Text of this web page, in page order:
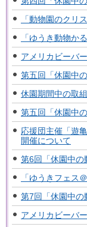
「動物園のクリ
「ゆうき動物か
アメリカビーバ
第五回「休園中
休園期間中の取組
第五回「休園中
応援団主催「遊
開催について
第6回「休園中の
「ゆうきフェス
第7回「休園中の
アメリカビーバ